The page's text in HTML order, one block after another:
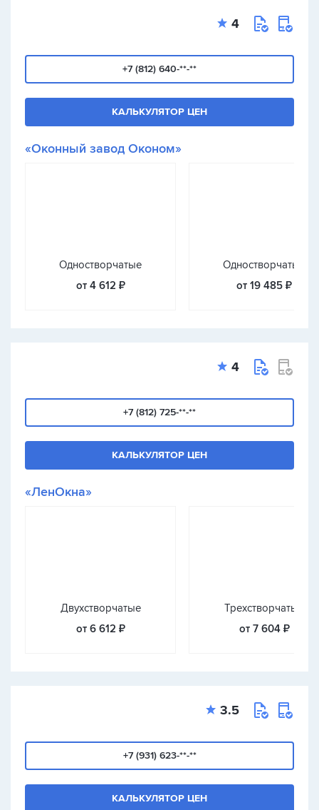
4
+7 (812) 640-**-**
КАЛЬКУЛЯТОР ЦЕН
«Оконный завод Оконом»
Одностворчатые
от 4 612 ₽
Одностворчатые
от 19 485 ₽
4
+7 (812) 725-**-**
КАЛЬКУЛЯТОР ЦЕН
«ЛенОкна»
Двухстворчатые
от 6 612 ₽
Трехстворчатые
от 7 604 ₽
3.5
+7 (931) 623-**-**
КАЛЬКУЛЯТОР ЦЕН